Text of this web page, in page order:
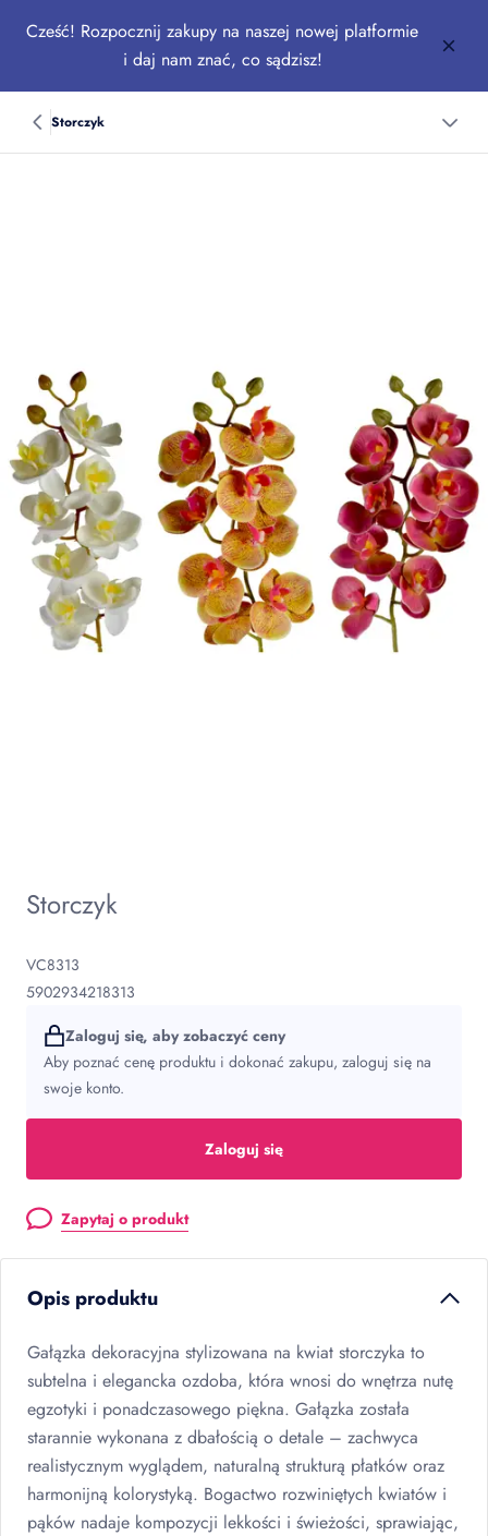
Cześć! Rozpocznij zakupy na naszej nowej platformie
i daj nam znać, co sądzisz!
Storczyk
Storczyk
VC8313
5902934218313
Zaloguj się, aby zobaczyć ceny
Aby poznać cenę produktu i dokonać zakupu, zaloguj się na
swoje konto.
Zaloguj się
Zapytaj o produkt
Opis produktu
Gałązka dekoracyjna stylizowana na kwiat storczyka to
subtelna i elegancka ozdoba, która wnosi do wnętrza nutę
egzotyki i ponadczasowego piękna. Gałązka została
starannie wykonana z dbałością o detale – zachwyca
realistycznym wyglądem, naturalną strukturą płatków oraz
harmonijną kolorystyką. Bogactwo rozwiniętych kwiatów i
pąków nadaje kompozycji lekkości i świeżości, sprawiając,